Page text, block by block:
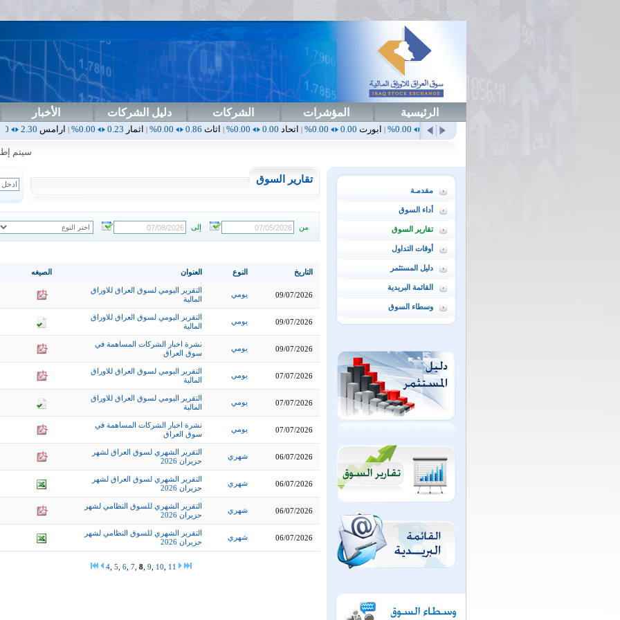
الرئيسية المؤشرات الشركات دليل الشركات الأخبار
ابورت 0.00
|اتحاد0.00
0.00%
|اثاث0.86
0.00%
|اثمار0.23
0.00%
|ارامس2.30
0.00%
|اربيل0.00
سيتم
مقدمـة
أداء السوق
تقارير السوق
أوقات التداول
دليل المستثمر
القائمة البريدية
وسطاء السوق
تقارير السوق
من إلى
الصيغه العنوان النوع التاريخ
التقرير اليومي لسوق العراق للاوراق
المالية
يومي 09/07/2026
التقرير اليومي لسوق العراق للاوراق
المالية
يومي 09/07/2026
نشرة اخبار الشركات المساهمة في
سوق العراق
يومي 09/07/2026
التقرير اليومي لسوق العراق للاوراق
المالية
يومي 07/07/2026
التقرير اليومي لسوق العراق للاوراق
المالية
يومي 07/07/2026
نشرة اخبار الشركات المساهمة في
سوق العراق
يومي 07/07/2026
التقرير الشهري لسوق العراق لشهر
حزيران 2026
شهري 06/07/2026
التقرير الشهري لسوق العراق لشهر
حزيران 2026
شهري 06/07/2026
التقرير الشهري للسوق النظامي لشهر
حزيران 2026
شهري 06/07/2026
التقرير الشهري للسوق النظامي لشهر
حزيران 2026
شهري 06/07/2026
4 5 6 7 8 9 10 11